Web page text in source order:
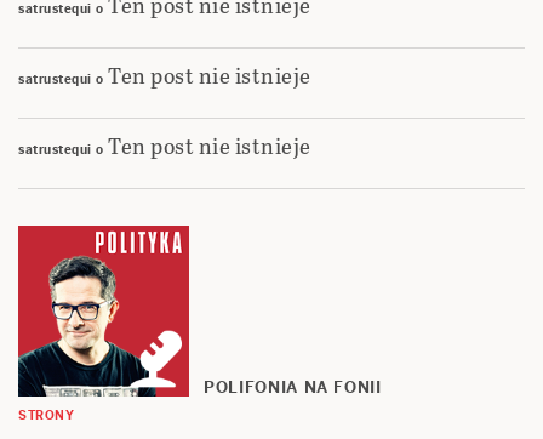
satrustequi o
satrustequi o Ten post nie istnieje
satrustequi o Ten post nie istnieje
POLIFONIA NA FONII
STRONY